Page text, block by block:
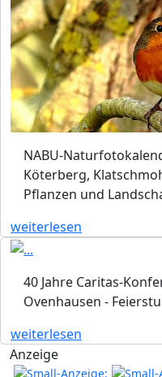
NABU-
Köterberg,
Pflanzen und
weiterlesen
40 Jahre Caritas-
Ovenhausen -
weiterlesen
Anzeige